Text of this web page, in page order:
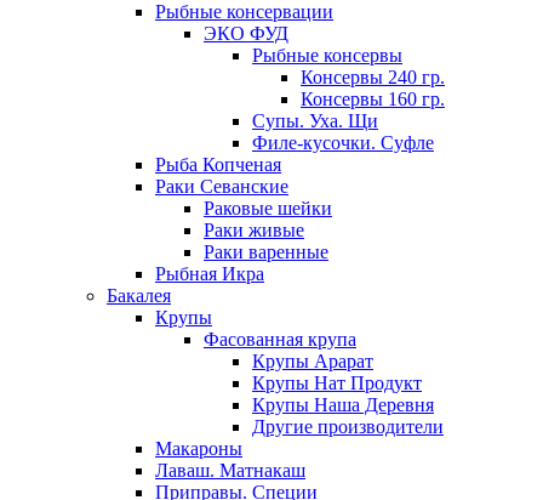
Рыбные консервации
ЭКО ФУД
Рыбные консервы
Консервы 240 гр.
Консервы 160 гр.
Супы. Уха. Щи
Филе-кусочки. Суфле
Рыба Копченая
Раки Севанские
Раковые шейки
Раки живые
Раки варенные
Рыбная Икра
Бакалея
Крупы
Фасованная крупа
Крупы Арарат
Крупы Нат Продукт
Крупы Наша Деревня
Другие производители
Макароны
Лаваш. Матнакаш
Приправы. Специи